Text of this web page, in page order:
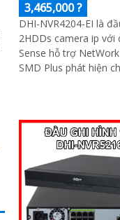
3,465,000 ?
DHI-NVR4204-EI là
2HDDs camera ip với
Sense hỗ trợ
SMD Plus phát hiện
IP từ xa.